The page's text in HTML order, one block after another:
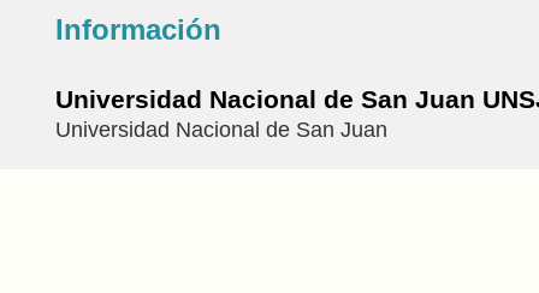
Información
Universidad Nacional de San Juan
Universidad Nacional de San Juan